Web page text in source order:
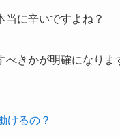
当に辛いですよね？
きかが明確になり
けるの？